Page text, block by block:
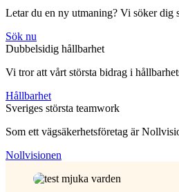
Letar du en ny utmaning? Vi söker dig
Sök nu
Dubbelsidig hållbarhet
Vi tror att vårt största bidrag i
Hållbarhet
Sveriges största teamwork
Som ett vägsäkerhetsföretag är
Nollvisionen